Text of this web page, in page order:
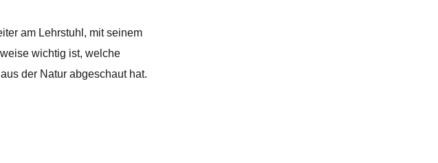
am Lehrstuhl, mit seinem
wichtig ist, welche
der Natur abgeschaut hat.